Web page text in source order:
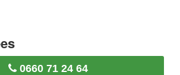
0660 71 24 64